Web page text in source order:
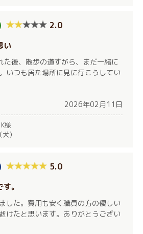
2.0
い
た後、散歩の道すがら、まだ一緒に
いつも居た場所に見に行こうしてい
2026年02月11日
様
）
5.0
。
した。費用も安く職員の方の優しい
けたと思います。ありがとうござい